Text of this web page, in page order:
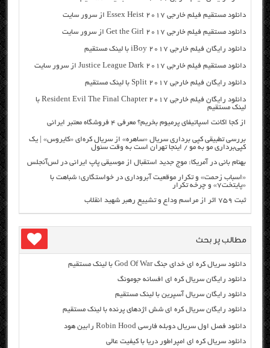
دانلود مستقیم فیلم خارجی Essex Heist 2017 از سرور سایت
دانلود مستقیم فیلم خارجی Get the Girl 2017 از سرور سایت
دانلود رایگان فیلم خارجی iBoy 2017 با لینک مستقیم
دانلود مستقیم فیلم خارجی Justice League Dark 2017 از سرور سایت
دانلود رایگان فیلم خارجی Split 2017 با لینک مستقیم
دانلود رایگان فیلم خارجی Resident Evil The Final Chapter 2017 با
لینک مستقیم
از کجا اکانت اسپاتیفای پرمیوم بخریم؟ معرفی ۴ فروشگاه معتبر ایرانی
بررسی تطبیقی کپی برداری سریال «ساهره» از سریال کره‌ای «کایروس» | یک
کپی‌برداری مو به مو / اینجا تهران است به وقت سئول
بهنام بانی در آمریکا: موج جدید استقبال از موسیقی پاپ ایرانی در لس‌آنجلس
«اسباب زحمت» و تکرار موقعیت آبروداری در خواستگاری؛ شباهت با
«پایتخت۷» و چرخه تکرار
ثبت ۷۵۹ اثر از مراسم وداع و تشییع رهبر شهید انقلاب
مطالب پر بحث
دانلود سریال کره ای خدای جنگ God Of War با لینک مستقیم
دانلود رایگان سریال کره ای افسانه جومونگ
دانلود رایگان سریال آسپرین با لینک مستقیم
دانلود رایگان سریال کره ای شش اژدهای پرنده با لینک مستقیم
دانلود فصل اول سریال دوبله فارسی Robin Hood رابین هود
دانلود سریال کره ای امپراطور دریا با کیفیت عالی